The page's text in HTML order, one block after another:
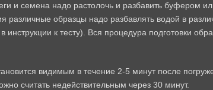
и семена надо растолочь и разбавить буфером
различные образцы надо разбавлять водой в
инструкции к тесту). Вся процедура подготовки
видимым в течение 2-5 минут после
считать недействительным через 30 минут.